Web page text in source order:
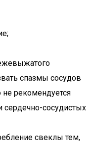
спазмы сосудов
не рекомендуется
сердечно-сосудистых
свеклы тем,